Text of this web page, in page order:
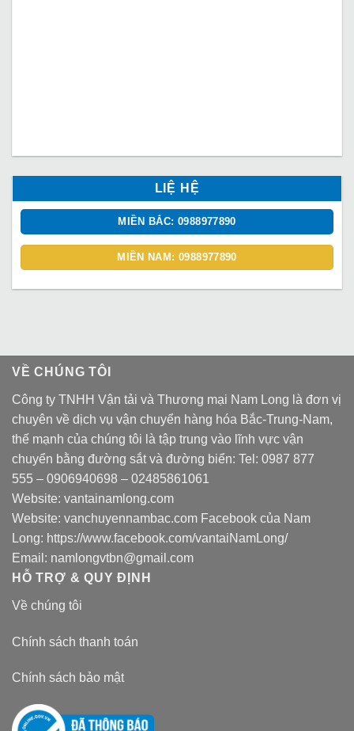
LIỆ HỆ
MIỀN BẮC: 0988977890
MIỀN NAM: 0988977890
VỀ CHÚNG TÔI
Công ty TNHH Vận tải và Thương mại Nam Long là đơn vị
chuyên về dịch vụ vận chuyển hàng hóa Bắc-Trung-Nam,
thế mạnh của chúng tôi là tập trung vào lĩnh vực vận
chuyển bằng đường sắt và đường biển: Tel: 0987 877
555 – 0906940698 – 02485861061
Website: vantainamlong.com
Website: vanchuyennambac.com Facebook của Nam
Long: https://www.facebook.com/vantaiNamLong/
Email: namlongvtbn@gmail.com
HỖ TRỢ & QUY ĐỊNH
Về chúng tôi
Chính sách thanh toán
Chính sách bảo mật